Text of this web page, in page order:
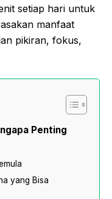
setiap hari untuk
manfaat
pikiran, fokus,
Penting
yang Bisa